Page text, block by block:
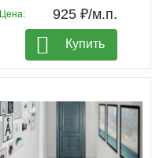
Цена: 925 ₽/м.п.
Купить